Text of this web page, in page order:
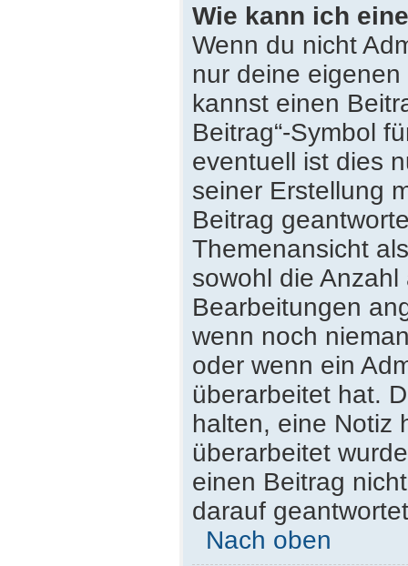
Wie kann ich
Wenn du nicht
nur deine
kannst einen
Beitrag“-Symbol
eventuell ist dies
seiner Erstellung
Beitrag
Themenansicht
sowohl die
Bearbeitungen
wenn noch
oder wenn ein
überarbeitet hat.
halten, eine Notiz
überarbeitet
einen Beitrag
darauf
Nach oben